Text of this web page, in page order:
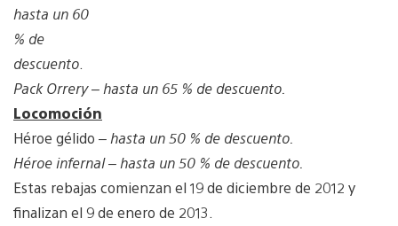
hasta un 60
% de
descuento
Pack Orrery – hasta un 65 % de descuento.
Locomoción
Héroe gélido – hasta un 50 % de descuento.
Héroe infernal– hasta un 50 % de descuento.
Estas rebajas comienzan el 19 de diciembre de 2012 y
finalizan el 9 de enero de 2013.